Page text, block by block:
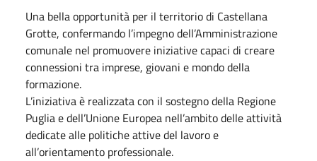
Una bella opportunità per il territorio di Castellana
Grotte, confermando l’impegno dell’Amministrazione
comunale nel promuovere iniziative capaci di creare
connessioni tra imprese, giovani e mondo della
formazione.
L’iniziativa è realizzata con il sostegno della Regione
Puglia e dell’Unione Europea nell’ambito delle attività
dedicate alle politiche attive del lavoro e
all’orientamento professionale.